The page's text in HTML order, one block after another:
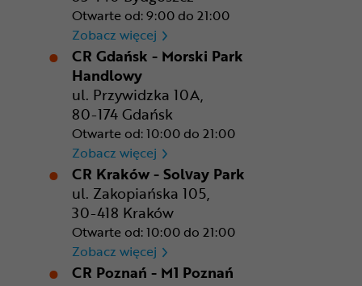
Otwarte od: 9:00 do 21:00
Zobacz więcej CR Bydgoszcz - Comfy Park
CR Gdańsk - Morski Park
Handlowy
ul. Przywidzka 10A,
80-174 Gdańsk
Otwarte od: 10:00 do 21:00
Zobacz więcej CR Gdańsk - Morski Park
CR Kraków - Solvay Park
ul. Zakopiańska 105,
30-418 Kraków
Otwarte od: 10:00 do 21:00
Zobacz więcej CR Kraków - Solvay Park
CR Poznań - M1 Poznań